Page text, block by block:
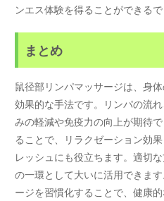
ンエス体験を得ることができるで
まとめ
鼠径部リンパマッサージは、身
効果的な手法です。リンパの流
みの軽減や免疫力の向上が期待
ることで、リラクゼーション効
レッシュにも役立ちます。適切
の一環として大いに活用できま
ージを習慣化することで、健康